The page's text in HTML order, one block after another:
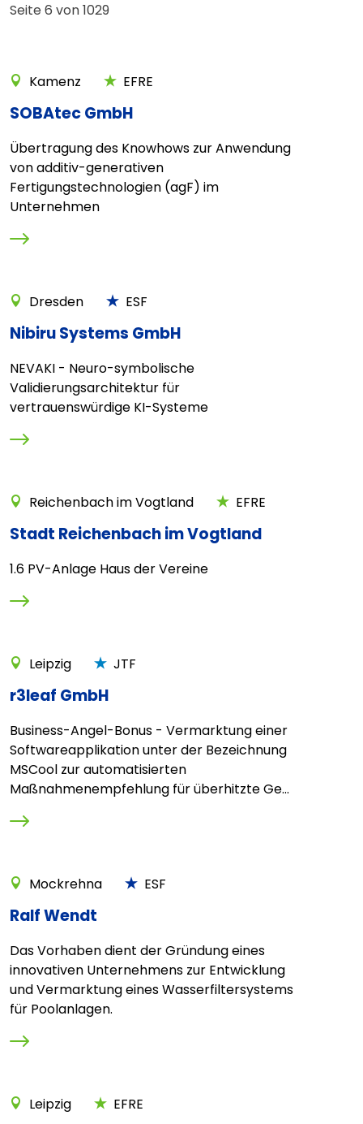
Seite 6 von 1029
Kamenz EFRE
SOBAtec GmbH
Übertragung des Knowhows zur Anwendung
von additiv-generativen
Fertigungstechnologien (agF) im
Unternehmen
Dresden ESF
Nibiru Systems GmbH
NEVAKI - Neuro-symbolische
Validierungsarchitektur für
vertrauenswürdige KI-Systeme
Reichenbach im Vogtland EFRE
Stadt Reichenbach im Vogtland
1.6 PV-Anlage Haus der Vereine
Leipzig JTF
r3leaf GmbH
Business-Angel-Bonus - Vermarktung einer
Softwareapplikation unter der Bezeichnung
MSCool zur automatisierten
Maßnahmenempfehlung für überhitzte Ge...
Mockrehna ESF
Ralf Wendt
Das Vorhaben dient der Gründung eines
innovativen Unternehmens zur Entwicklung
und Vermarktung eines Wasserfiltersystems
für Poolanlagen.
Leipzig EFRE